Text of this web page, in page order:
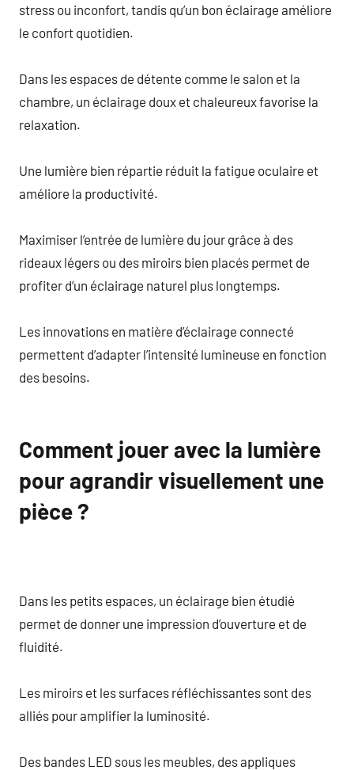
stress ou inconfort, tandis qu’un bon éclairage améliore
le confort quotidien.
Dans les espaces de détente comme le salon et la
chambre, un éclairage doux et chaleureux favorise la
relaxation.
Une lumière bien répartie réduit la fatigue oculaire et
améliore la productivité.
Maximiser l’entrée de lumière du jour grâce à des
rideaux légers ou des miroirs bien placés permet de
profiter d’un éclairage naturel plus longtemps.
Les innovations en matière d’éclairage connecté
permettent d’adapter l’intensité lumineuse en fonction
des besoins.
Comment jouer avec la lumière
pour agrandir visuellement une
pièce ?
Dans les petits espaces, un éclairage bien étudié
permet de donner une impression d’ouverture et de
fluidité.
Les miroirs et les surfaces réfléchissantes sont des
alliés pour amplifier la luminosité.
Des bandes LED sous les meubles, des appliques